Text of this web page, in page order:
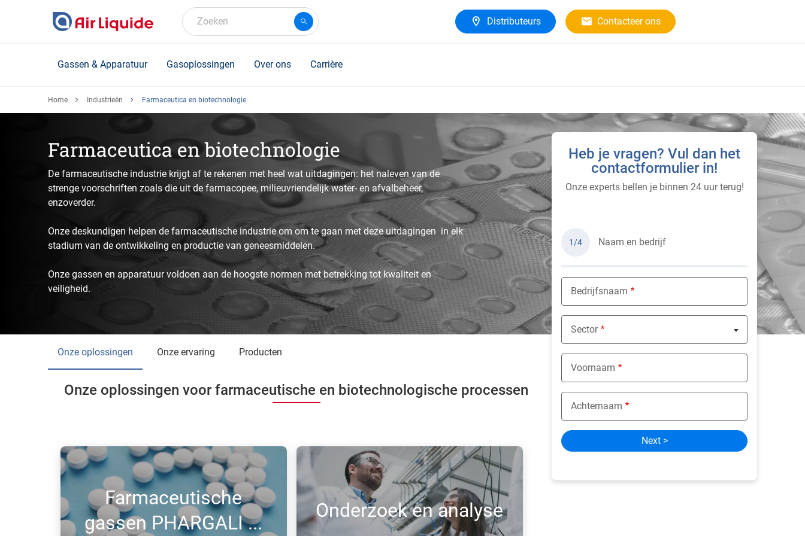
Zoeken Distributeurs Contacteer ons
Gassen & Apparatuur Gasoplossingen Over ons Carrière
Home Industrieën Farmaceutica en biotechnologie
Farmaceutica en biotechnologie
De farmaceutische industrie krijgt af te rekenen met heel wat uitdagingen: het naleven van de
strenge voorschriften zoals die uit de farmacopee, milieuvriendelijk water- en afvalbeheer,
enzoverder.
Onze deskundigen helpen de farmaceutische industrie om om te gaan met deze uitdagingen in elk
stadium van de ontwikkeling en productie van geneesmiddelen.
Onze gassen en apparatuur voldoen aan de hoogste normen met betrekking tot kwaliteit en
veiligheid.
Onze oplossingen Onze ervaring Producten
Onze oplossingen voor farmaceutische en biotechnologische processen
Farmaceutische
gassen PHARGALI ...
Onderzoek en analyse
Heb je vragen? Vul dan het
contactformulier in!
Onze experts bellen je binnen 24 uur terug!
1/4 Naam en bedrijf
Bedrijfsnaam
Sector
Nothing selected
Voornaam
Achternaam